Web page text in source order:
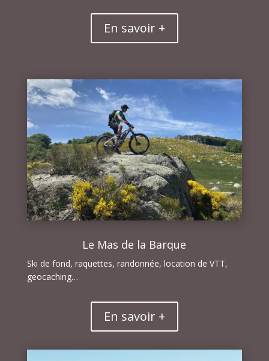
En savoir +
Le Mas de la Barque
Ski de fond, raquettes, randonnée, location de VTT,
geocaching…
En savoir +